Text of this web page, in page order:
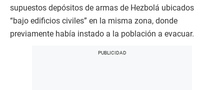
supuestos depósitos de armas de Hezbolá ubicados
“bajo edificios civiles” en la misma zona, donde
previamente había instado a la población a evacuar.